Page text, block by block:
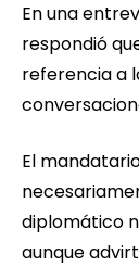
En una
respondió
referencia a
El
diplomático
aunque